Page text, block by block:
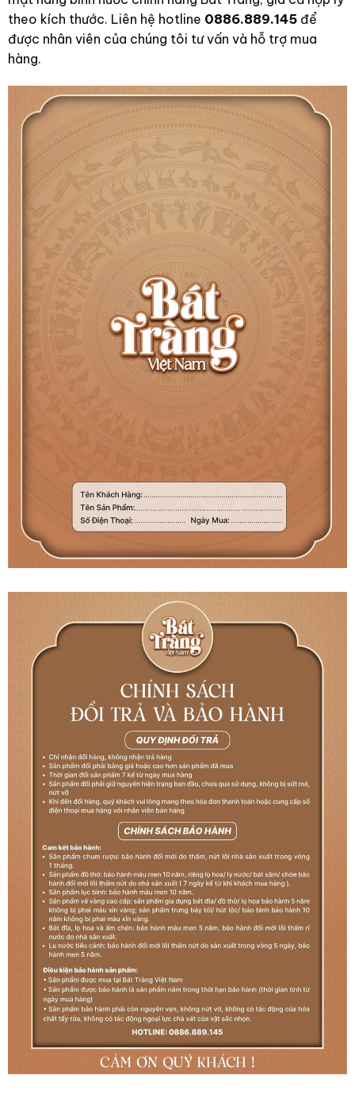
theo kích thước. Liên hệ hotline 0886.889.145để
được nhân viên của chúng tôi tư vấn và hỗ trợ mua
hàng.